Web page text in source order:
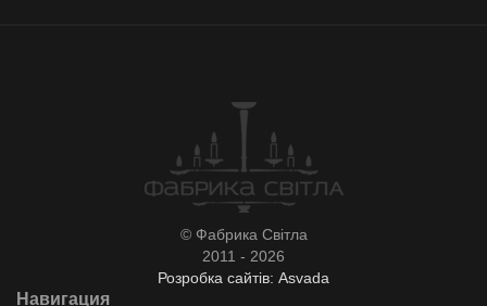
© Фабрика Світла
2011 - 2026
Розробка сайтів: Asvada
Навигация